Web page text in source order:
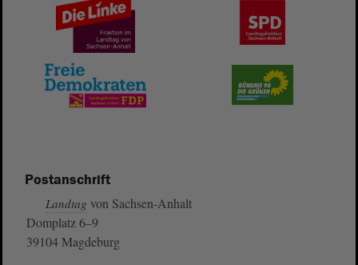
Postanschrift
Landtag von Sachsen-Anhalt
Domplatz 6–9
39104 Magdeburg